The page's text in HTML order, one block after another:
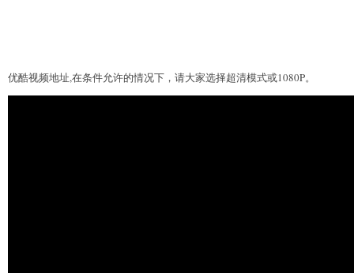
优酷视频地址,在条件允许的情况下，请大家选择超清模式或1080P。